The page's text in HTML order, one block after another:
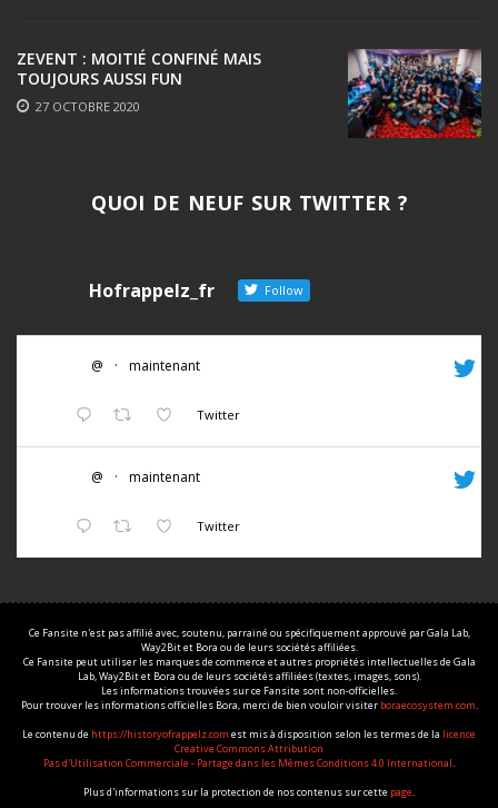
ZEVENT : MOITIÉ CONFINÉ MAIS
TOUJOURS AUSSI FUN
27 OCTOBRE 2020
QUOI DE NEUF SUR TWITTER ?
Hofrappelz_fr Follow
@ · maintenant
Twitter
@ · maintenant
Twitter
Ce Fansite n'est pas affilié avec, soutenu, parrainé ou spécifiquement approuvé par Gala Lab,
Way2Bit et Bora ou de leurs sociétés affiliées.
Ce Fansite peut utiliser les marques de commerce et autres propriétés intellectuelles de Gala
Lab, Way2Bit et Bora ou de leurs sociétés affiliées (textes, images, sons).
Les informations trouvées sur ce Fansite sont non-officielles.
Pour trouver les informations officielles Bora, merci de bien vouloir visiter boraecosystem.com
Le contenu de https://historyofrappelz.com est mis à disposition selon les termes de la licence
Creative Commons Attribution
Pas d'Utilisation Commerciale - Partage dans les Mêmes Conditions 4.0 International
Plus d'informations sur la protection de nos contenus sur cette page